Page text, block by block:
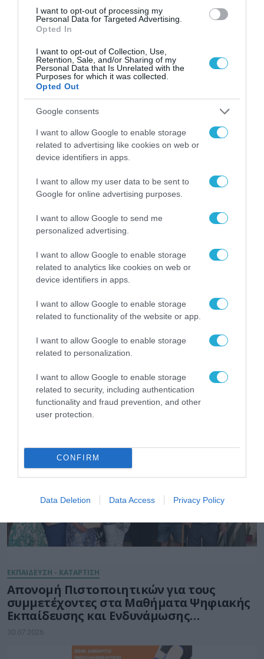
I want to opt-out of processing my
Personal Data for Targeted Advertising.
Opted In
I want to opt-out of Collection, Use,
Retention, Sale, and/or Sharing of my
Personal Data that Is Unrelated with the
Purposes for which it was collected.
Opted Out
Google consents
I want to allow Google to enable storage
related to advertising like cookies on web or
device identifiers in apps.
I want to allow my user data to be sent to
Google for online advertising purposes.
I want to allow Google to send me
personalized advertising.
I want to allow Google to enable storage
related to analytics like cookies on web or
device identifiers in apps.
I want to allow Google to enable storage
related to functionality of the website or app.
I want to allow Google to enable storage
related to personalization.
I want to allow Google to enable storage
related to security, including authentication
functionality and fraud prevention, and other
user protection.
CONFIRM
Data Deletion Data Access Privacy Policy
δεν είναι απλώς μια
νέα τεχνολογία, είναι
μια νέα βιομηχανική
επανάσταση»
31.07.2026
Νέος οδηγός του ΕΚΤ
για τη χρηματοδότηση
των ελληνικών
επιχειρήσεων στον
χώρο της άμυνας
31.07.2026
Η πιο ταξιδιάρικη
βαλίτσα του φετινού
καλοκαιριού έχει την
υπογραφή της Xiaomi
ΟΛΗ Η ΡΟΗ ΕΙΔΗΣΕΩΝ
ΕΚΠΑΙΔΕΥΣΗ - ΚΑΤΑΡΤΙΣΗ
ΕΚΠΑΙΔΕΥΣΗ - ΚΑΤΑΡΤΙΣΗ
Απονομή Πιστοποιητικών για τους
συμμετέχοντες στα Μαθήματα Ψηφιακής
Εκπαίδευσης και Ενδυνάμωσης
Ηλικιωμένων του Δήμου Ηρακλείου
30.07.2026